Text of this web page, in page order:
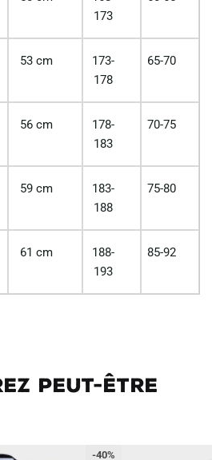
173
53 cm
173-
178
65-70
56 cm
178-
183
70-75
59 cm
183-
188
75-80
61 cm
188-
193
85-92
peut-être
-40%